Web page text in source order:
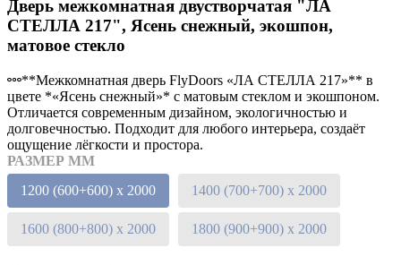
Дверь межкомнатная двустворчатая "ЛА
СТЕЛЛА 217", Ясень снежный, экошпон,
матовое стекло
**Межкомнатная дверь FlyDoors «ЛА СТЕЛЛА 217»** в
цвете *«Ясень снежный»* с матовым стеклом и экошпоном.
Отличается современным дизайном, экологичностью и
долговечностью. Подходит для любого интерьера, создаёт
ощущение лёгкости и простора.
РАЗМЕР ММ
1200 (600+600) х 2000
1400 (700+700) х 2000
1600 (800+800) х 2000 1800 (900+900) х 2000